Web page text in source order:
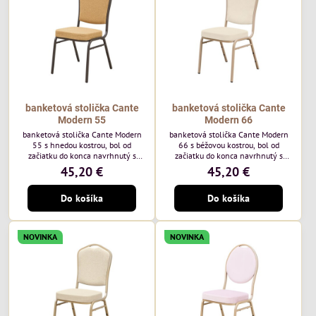
každodenné...
banketová stolička Cante
Modern 55
banketová stolička Cante Modern
55 s hnedou kostrou, bol od
začiatku do konca navrhnutý s
ohľadom na elegantné a
sofistikované priestory pre
pohostinstvá. Má hnedý rám a
medovo tónované čalúnenie Moss
48 od poľskej značky Davis –
medový odtieň s mäkkým
povrchom - je ideálna do svetlých
priestorov. Stolička kombinuje
klasický dizajn s modernou
funkčnosťou. Je odolná, pohodlná a
pripravená na...
45,20 €
Do košíka
banketová stolička Cante
Modern 66
banketová stolička Cante Modern
66 s béžovou kostrou, bol od
začiatku do konca navrhnutý s
ohľadom na elegantné a
sofistikované priestory pre
pohostinstvá. Má béžový rám a
čalúnenie Soro 02 od poľskej
značky Davis – béžová farba s
mäkkým povrchom je ideálna do
svetlých priestorov. Stolička
kombinuje klasický dizajn s
modernou funkčnosťou. Je odolná,
pohodlná a pripravená na
každodenné použitie...
45,20 €
Do košíka
NOVINKA NOVINKA